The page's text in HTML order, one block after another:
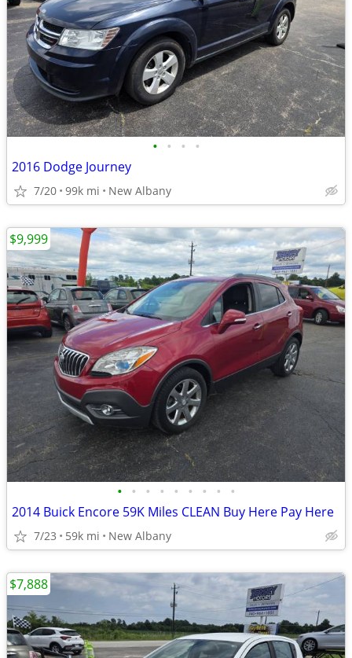
• • • •
2016 Dodge Journey
7/20 99k mi New Albany
• • • • • • • • •
2014 Buick Encore 59K Miles CLEAN Buy Here Pay Here
7/23 59k mi New Albany
$9,999
$7,888